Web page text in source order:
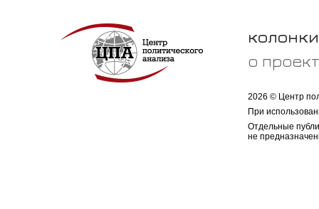
колонки
о
2026 © Центр
При
Отдельные
не